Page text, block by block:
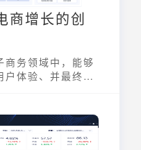
商增长的创
商务领域中，能够
户体验、并最终驱
展机遇。随着科技
在不断演进。